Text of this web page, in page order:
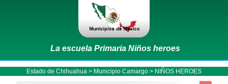
La escuela Primaria Niños heroes
Estado de Chihuahua > Municipio Camargo > NIÑOS HEROES